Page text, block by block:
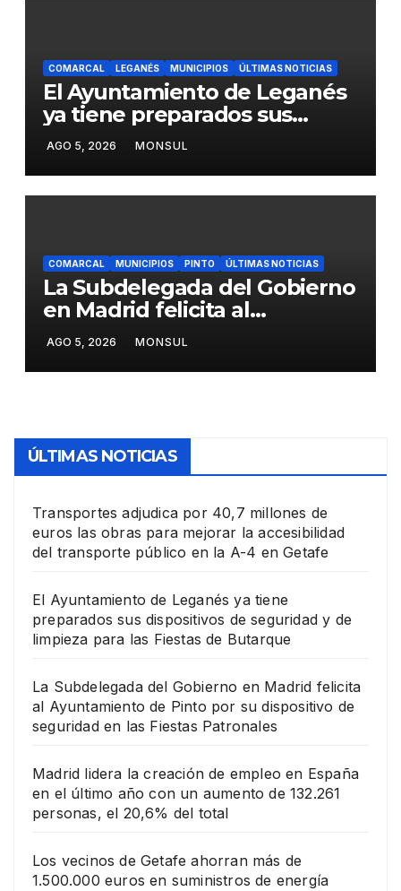
COMARCAL LEGANÉS MUNICIPIOS ÚLTIMAS NOTICIAS
El Ayuntamiento de Leganés
ya tiene preparados sus
dispositivos de seguridad y
de limpieza para las Fiestas
de Butarque
AGO 5, 2026 MONSUL
COMARCAL MUNICIPIOS PINTO ÚLTIMAS NOTICIAS
La Subdelegada del Gobierno
en Madrid felicita al
Ayuntamiento de Pinto por
su dispositivo de seguridad
en las Fiestas Patronales
AGO 5, 2026 MONSUL
ÚLTIMAS NOTICIAS
Transportes adjudica por 40,7 millones de
euros las obras para mejorar la accesibilidad
del transporte público en la A-4 en Getafe
El Ayuntamiento de Leganés ya tiene
preparados sus dispositivos de seguridad y de
limpieza para las Fiestas de Butarque
La Subdelegada del Gobierno en Madrid felicita
al Ayuntamiento de Pinto por su dispositivo de
seguridad en las Fiestas Patronales
Madrid lidera la creación de empleo en España
en el último año con un aumento de 132.261
personas, el 20,6% del total
Los vecinos de Getafe ahorran más de
1.500.000 euros en suministros de energía